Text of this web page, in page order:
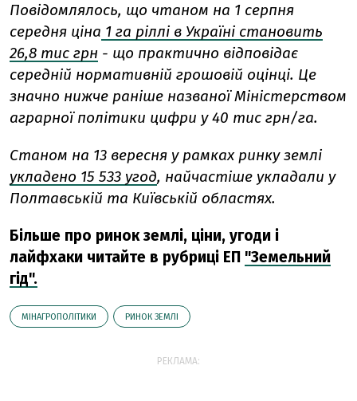
Повідомлялось, що чтаном на 1 серпня
середня ціна 1 га ріллі в Україні становить
26,8 тис грн - що практично відповідає
середній нормативній грошовій оцінці. Це
значно нижче раніше названої Міністерством
аграрної політики цифри у 40 тис грн/га.
Станом на 13 вересня у рамках ринку землі
укладено 15 533 угод, найчастіше укладали у
Полтавській та Київській областях.
Більше про ринок землі, ціни, угоди і
лайфхаки читайте в рубриці ЕП "Земельний
гід".
МІНАГРОПОЛІТИКИ РИНОК ЗЕМЛІ
РЕКЛАМА: